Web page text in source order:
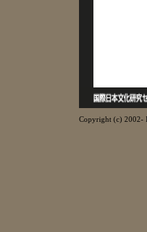
Copyright (c) 2002-